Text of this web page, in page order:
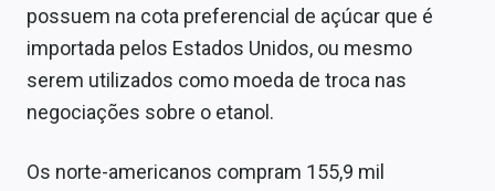
possuem na cota preferencial de açúcar que é
importada pelos Estados Unidos, ou mesmo
serem utilizados como moeda de troca nas
negociações sobre o etanol.
Os norte-americanos compram 155,9 mil